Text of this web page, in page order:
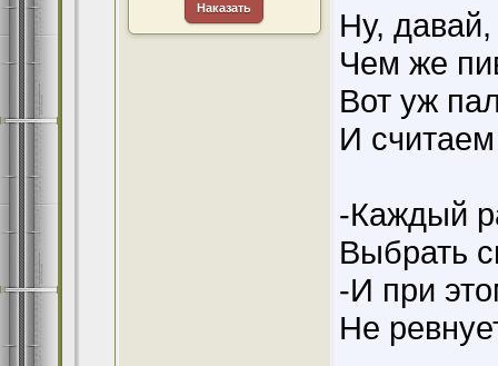
Наказать
Ну, давай,
Чем же
Вот уж
И
-Каждый
Выбрать
-И при
Не